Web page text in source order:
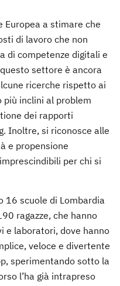
Europea a stimare che
di lavoro che non
di competenze digitali e
settore è ancora
ricerche rispetto ai
più inclini al problem
dei rapporti
Inoltre, si riconosce alle
e propensione
per chi si
16 scuole di Lombardia
ragazze, che hanno
e laboratori, dove hanno
veloce e divertente
sperimentando sotto la
l’ha già intrapreso